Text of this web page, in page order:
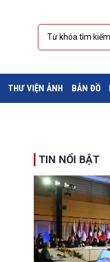
THƯ VIỆN ẢNH BẢN ĐỒ
TIN NỔI BẬT